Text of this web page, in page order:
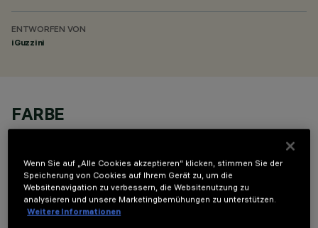
ENTWORFEN VON
iGuzzini
FARBE
TECHNISCHE DATEN
Wenn Sie auf „Alle Cookies akzeptieren“ klicken, stimmen Sie der
Speicherung von Cookies auf Ihrem Gerät zu, um die
Websitenavigation zu verbessern, die Websitenutzung zu
analysieren und unsere Marketingbemühungen zu unterstützen.
Weitere Informationen